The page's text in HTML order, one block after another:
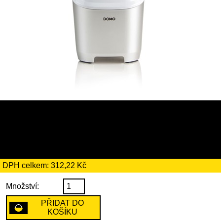
DPH celkem: 312,22 Kč
Množství:
PŘIDAT DO
KOŠÍKU